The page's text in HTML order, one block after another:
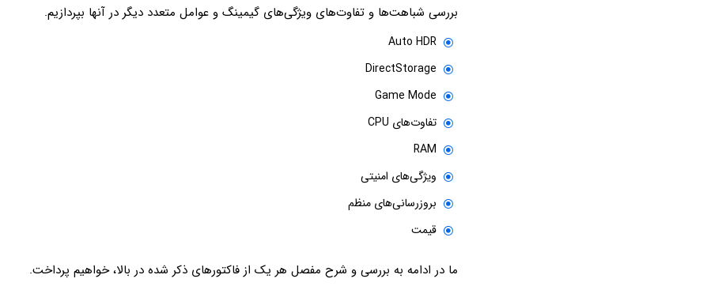
بررسی شباهت‌ها و تفاوت‌های ویژگی‌های گیمینگ و عوامل متعدد دیگر در آنها بپردازیم.
Auto HDR
DirectStorage
Game Mode
تفاوت‌های CPU
RAM
ویژگی‌های امنیتی
بروزرسانی‌های منظم
قیمت
ما در ادامه به بررسی و شرح مفصل هر یک از فاکتورهای ذکر شده در بالا، خواهیم پرداخت.